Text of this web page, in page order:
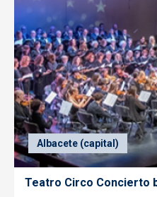
Albacete (capital)
Teatro Circo Concierto